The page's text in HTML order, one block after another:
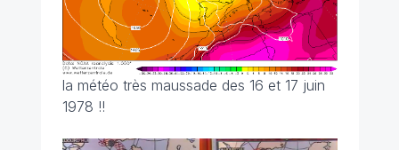
la météo très maussade des 16 et 17 juin
1978 !!